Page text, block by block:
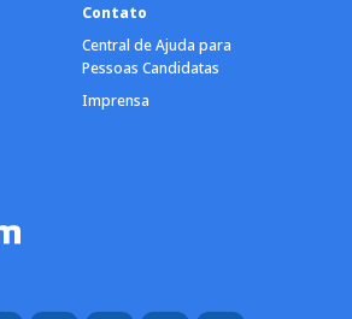
Contato
Central de Ajuda para
Pessoas Candidatas
Imprensa